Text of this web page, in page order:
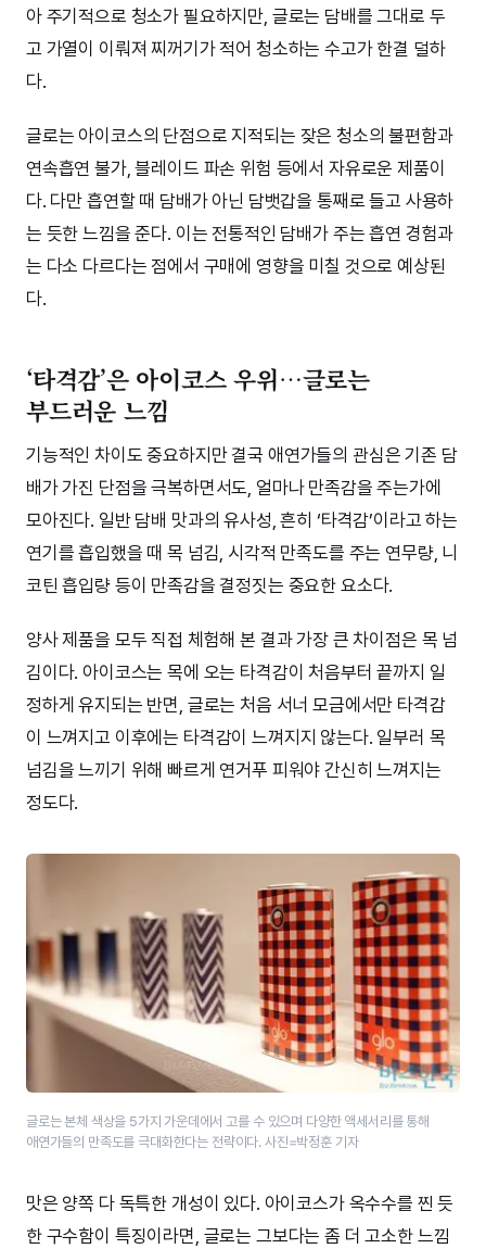
아 주기적으로 청소가 필요하지만, 글로는 담배를 그대로 두
고 가열이 이뤄져 찌꺼기가 적어 청소하는 수고가 한결 덜하
다.
글로는 아이코스의 단점으로 지적되는 잦은 청소의 불편함과
연속흡연 불가, 블레이드 파손 위험 등에서 자유로운 제품이
다. 다만 흡연할 때 담배가 아닌 담뱃갑을 통째로 들고 사용하
는 듯한 느낌을 준다. 이는 전통적인 담배가 주는 흡연 경험과
는 다소 다르다는 점에서 구매에 영향을 미칠 것으로 예상된
다.
‘타격감’은 아이코스 우위…글로는
부드러운 느낌
기능적인 차이도 중요하지만 결국 애연가들의 관심은 기존 담
배가 가진 단점을 극복하면서도, 얼마나 만족감을 주는가에
모아진다. 일반 담배 맛과의 유사성, 흔히 ‘타격감’이라고 하는
연기를 흡입했을 때 목 넘김, 시각적 만족도를 주는 연무량, 니
코틴 흡입량 등이 만족감을 결정짓는 중요한 요소다.
양사 제품을 모두 직접 체험해 본 결과 가장 큰 차이점은 목 넘
김이다. 아이코스는 목에 오는 타격감이 처음부터 끝까지 일
정하게 유지되는 반면, 글로는 처음 서너 모금에서만 타격감
이 느껴지고 이후에는 타격감이 느껴지지 않는다. 일부러 목
넘김을 느끼기 위해 빠르게 연거푸 피워야 간신히 느껴지는
정도다.
글로는 본체 색상을 5가지 가운데에서 고를 수 있으며 다양한 액세서리를 통해
애연가들의 만족도를 극대화한다는 전략이다. 사진=박정훈 기자
맛은 양쪽 다 독특한 개성이 있다. 아이코스가 옥수수를 찐 듯
한 구수함이 특징이라면, 글로는 그보다는 좀 더 고소한 느낌